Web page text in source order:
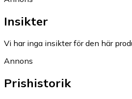
Insikter
Vi har inga insikter för den här
Annons
Prishistorik